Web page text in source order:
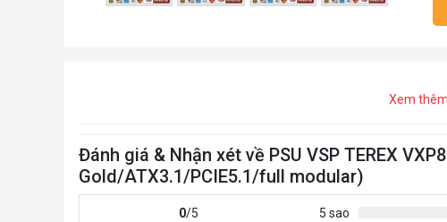
Xem thêm
Đánh giá & Nhận xét về PSU VSP TEREX
Gold/ATX3.1/PCIE5.1/full modular)
0/5
5 sao